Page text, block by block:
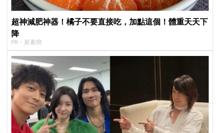
超神減肥神器！橘子不要直接吃，加點這個！體重天天下
降
PR・新素簡